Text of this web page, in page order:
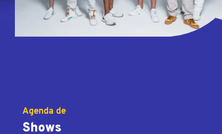
Agenda de
Shows